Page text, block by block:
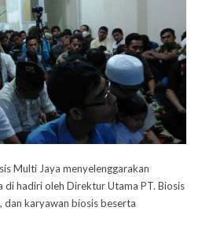
Multi Jaya menyelenggarakan
di hadiri oleh Direktur Utama PT. Biosis
dan karyawan biosis beserta